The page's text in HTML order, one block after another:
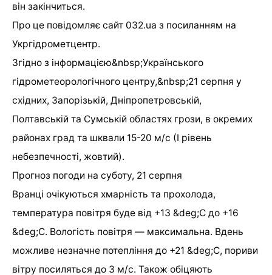
він закінчиться.
Про це повідомляє сайт 032.ua з посиланням на
Укргідрометцентр.
Згідно з інформацією&nbsp;Українського
гідрометеорологічного центру,&nbsp;21 серпня у
східних, Запорізькій, Дніпропетровській,
Полтавській та Сумській областях грози, в окремих
районах град та шквали 15-20 м/с (І рівень
небезпечності, жовтий).
Прогноз погоди на суботу, 21 серпня
Вранці очікуються хмарність та прохолода,
температура повітря буде від +13 &deg;С до +16
&deg;С. Вологість повітря — максимальна. Вдень
можливе незначне потепління до +21 &deg;С, пориви
вітру посиляться до 3 м/с. Також обіцяють